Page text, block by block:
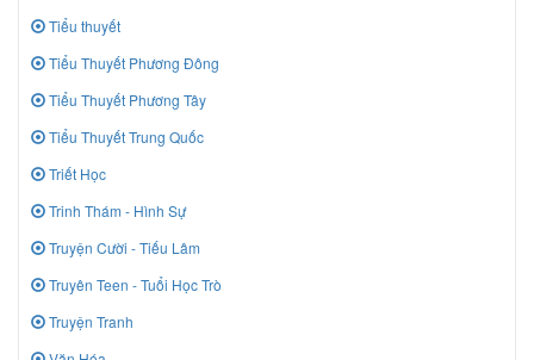
Tiểu thuyết
Tiểu Thuyết Phương Đông
Tiểu Thuyết Phương Tây
Tiểu Thuyết Trung Quốc
Triết Học
Trinh Thám - Hình Sự
Truyện Cười - Tiếu Lâm
Truyên Teen - Tuổi Học Trò
Truyện Tranh